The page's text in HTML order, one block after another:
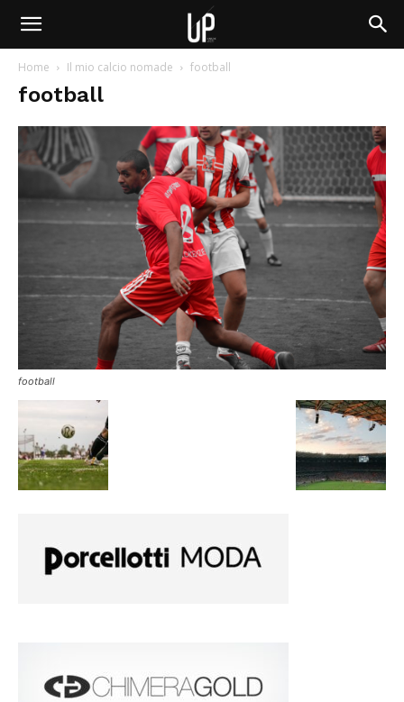
Home Il mio calcio nomade football
football
football